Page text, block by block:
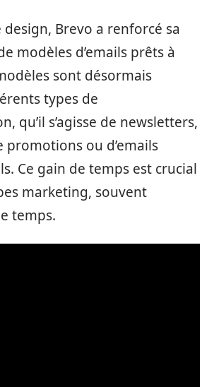
Brevo a renforcé sa
modèles d’emails prêts à
sont désormais
types de
qu’il s’agisse de newsletters,
promotions ou d’emails
Ce gain de temps est crucial
marketing, souvent
temps.